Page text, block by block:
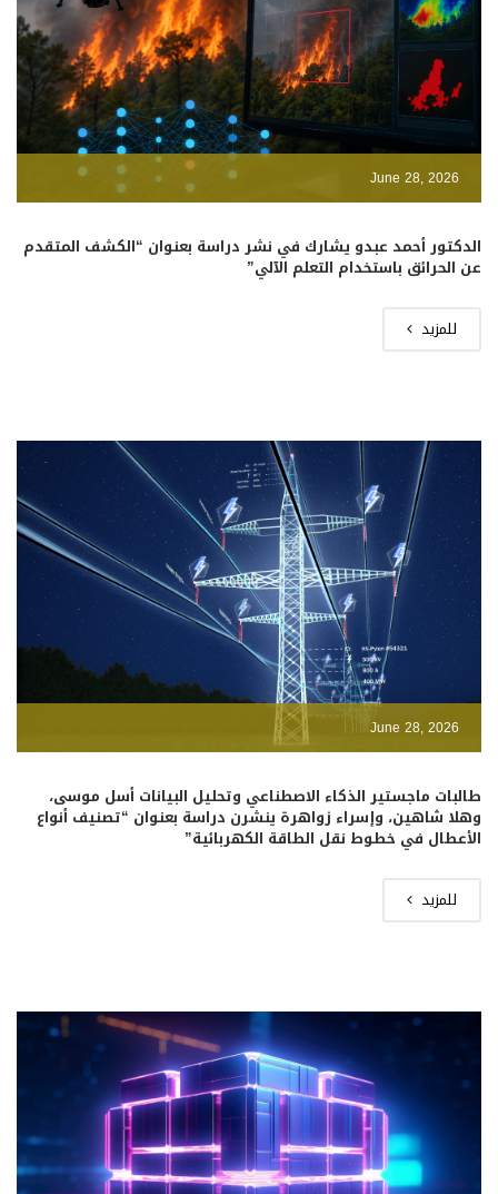
June 28, 2026
الدكتور أحمد عبدو يشارك في نشر دراسة بعنوان “الكشف المتقدم
عن الحرائق باستخدام التعلم الآلي”
للمزيد
June 28, 2026
طالبات ماجستير الذكاء الاصطناعي وتحليل البيانات أسل موسى،
وهلا شاهين، وإسراء زواهرة ينشرن دراسة بعنوان “تصنيف أنواع
الأعطال في خطوط نقل الطاقة الكهربائية”
للمزيد